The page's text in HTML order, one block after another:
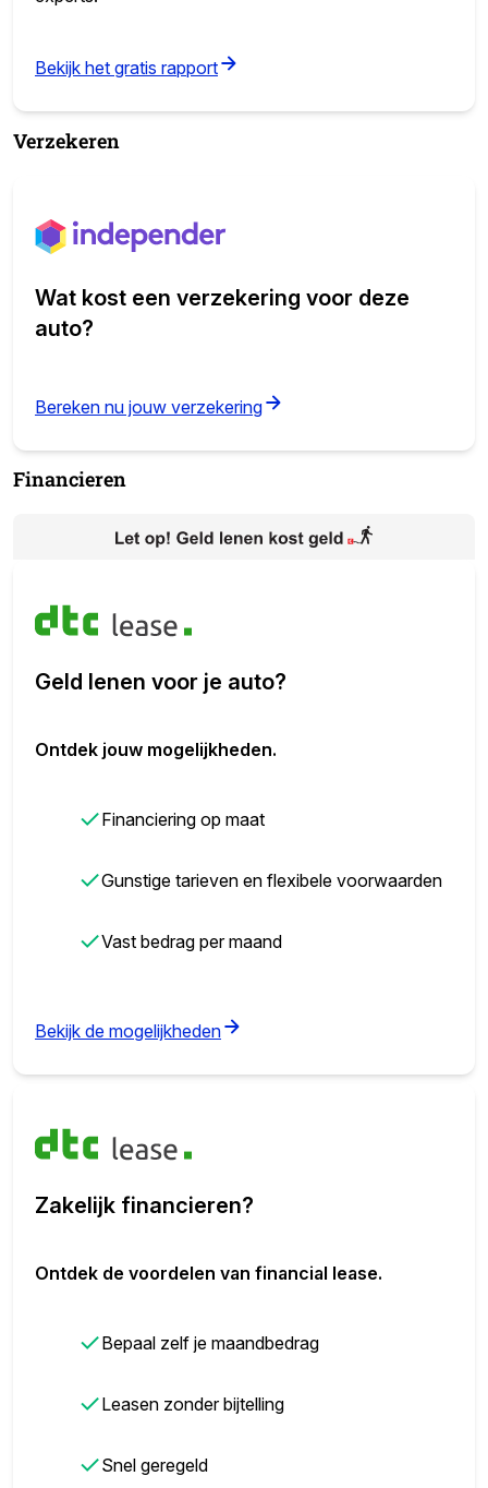
Bekijk het gratis rapport
Verzekeren
Wat kost een verzekering voor deze
auto?
Bereken nu jouw verzekering
Financieren
Geld lenen voor je auto?
Ontdek jouw mogelijkheden.
✓Financiering op maat
✓Gunstige tarieven en flexibele voorwaarden
✓Vast bedrag per maand
Bekijk de mogelijkheden
Zakelijk financieren?
Ontdek de voordelen van financial lease.
✓Bepaal zelf je maandbedrag
✓Leasen zonder bijtelling
✓Snel geregeld